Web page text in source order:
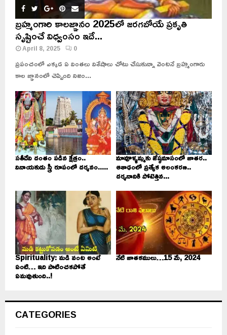
బ్రహ్మంగారి కాలజ్ఞానం 2025లో జరగబోయే ప్రకృతి
సృష్టించే విధ్వంసం ఇదే...
April 8, 2025 0
ప్రపంచంలో ఎక్కడ ఏ వింతలు విశేషాలు చోటు చేసుకున్నా వెంటనే బ్రహ్మంగారు
కాల జ్ఞానంలో చెప్పింది నిజం...
సతీదేవి దంతం పడిన క్షేత్రం..
వినాయకుడు స్త్రీ రూపంలో దర్శనం.....
మావూళ్ళమ్మకు జేష్ఠమాసంలో జాతర..
ఆశాఢంలో ప్రత్యేక అలంకరణ..
దర్శనానికి పోటెత్తిన...
Spirituality: మడి వంట అంటే
ఏంటి… ఇది పాటించకపోతే
ఏమవుతుంది..!
నేటి జాతకములు…15 మే, 2024
CATEGORIES